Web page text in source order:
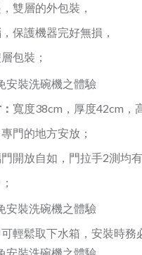
雙層的外包裝，
保護機器完好無損，
包裝；
寬度38cm，厚度42cm，
門的地方安放；
開放自如，門拉手2測均
輕鬆取下水箱，安裝時務